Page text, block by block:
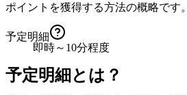
ポイントを獲得する方法の概略です。
予定明細
即時～10分程度
予定明細とは？